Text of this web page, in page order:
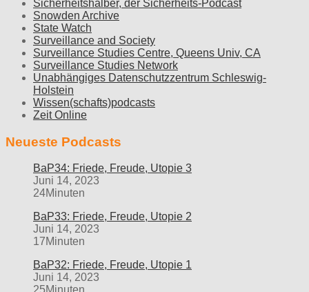
Sicherheitshalber, der Sicherheits-Podcast
Snowden Archive
State Watch
Surveillance and Society
Surveillance Studies Centre, Queens Univ, CA
Surveillance Studies Network
Unabhängiges Datenschutzzentrum Schleswig-
Holstein
Wissen(schafts)podcasts
Zeit Online
Neueste Podcasts
BaP34: Friede, Freude, Utopie 3
Juni 14, 2023
24Minuten
BaP33: Friede, Freude, Utopie 2
Juni 14, 2023
17Minuten
BaP32: Friede, Freude, Utopie 1
Juni 14, 2023